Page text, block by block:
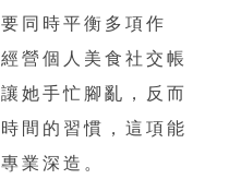
同時平衡多項作
營個人美食社交帳
她手忙腳亂，反而
間的習慣，這項能
業深造。